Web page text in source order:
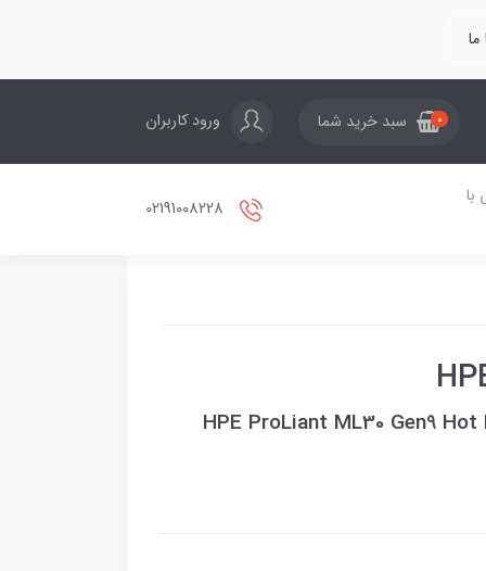
0 سبد خرید شما ورود کاربران
HPE ProLiant ML30 Gen9